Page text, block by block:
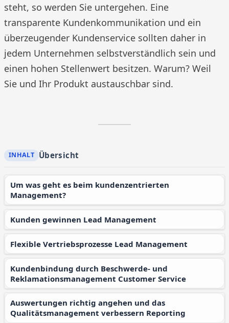
steht, so werden Sie untergehen. Eine
transparente Kundenkommunikation und ein
überzeugender Kundenservice sollten daher in
jedem Unternehmen selbstverständlich sein und
einen hohen Stellenwert besitzen. Warum? Weil
Sie und Ihr Produkt austauschbar sind.
Übersicht
Um was geht es beim kundenzentrierten
Management?
Kunden gewinnen Lead Management
Flexible Vertriebsprozesse Lead Management
Kundenbindung durch Beschwerde- und
Reklamationsmanagement Customer Service
Auswertungen richtig angehen und das
Qualitätsmanagement verbessern Reporting